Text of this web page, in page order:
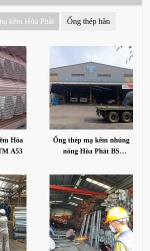
kẽm Hòa Phát Ống thép hàn
Hòa
A53
Ống thép mạ kẽm nhúng
nóng Hòa Phát BS